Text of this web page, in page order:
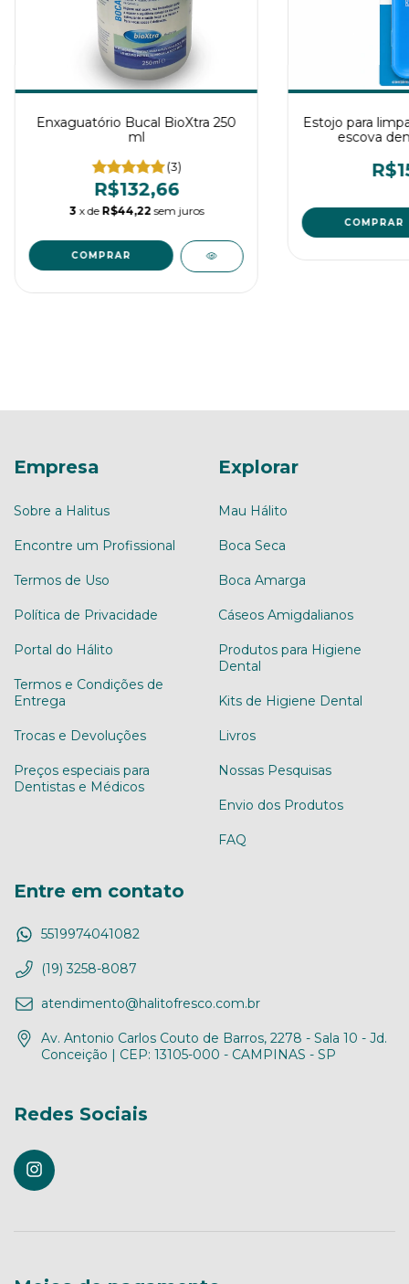
Enxaguatório Bucal BioXtra 250
ml
(3)
R$132,66
3 x de R$44,22 sem juros
Estojo para
escova
Empresa
Sobre a Halitus
Encontre um Profissional
Termos de Uso
Política de Privacidade
Portal do Hálito
Termos e Condições de
Entrega
Trocas e Devoluções
Preços especiais para
Dentistas e Médicos
Explorar
Mau Hálito
Boca Seca
Boca Amarga
Cáseos Amigdalianos
Produtos para Higiene
Dental
Kits de Higiene Dental
Livros
Nossas Pesquisas
Envio dos Produtos
FAQ
Entre em contato
5519974041082
(19) 3258-8087
atendimento@halitofresco.com.br
Av. Antonio Carlos Couto de Barros, 2278 - Sala 10 - Jd.
Conceição | CEP: 13105-000 - CAMPINAS - SP
Redes Sociais